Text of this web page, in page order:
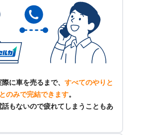
に車を売るまで、 すべてのやりと
のみで完結できます。
話もないので疲れてしまうこともあ